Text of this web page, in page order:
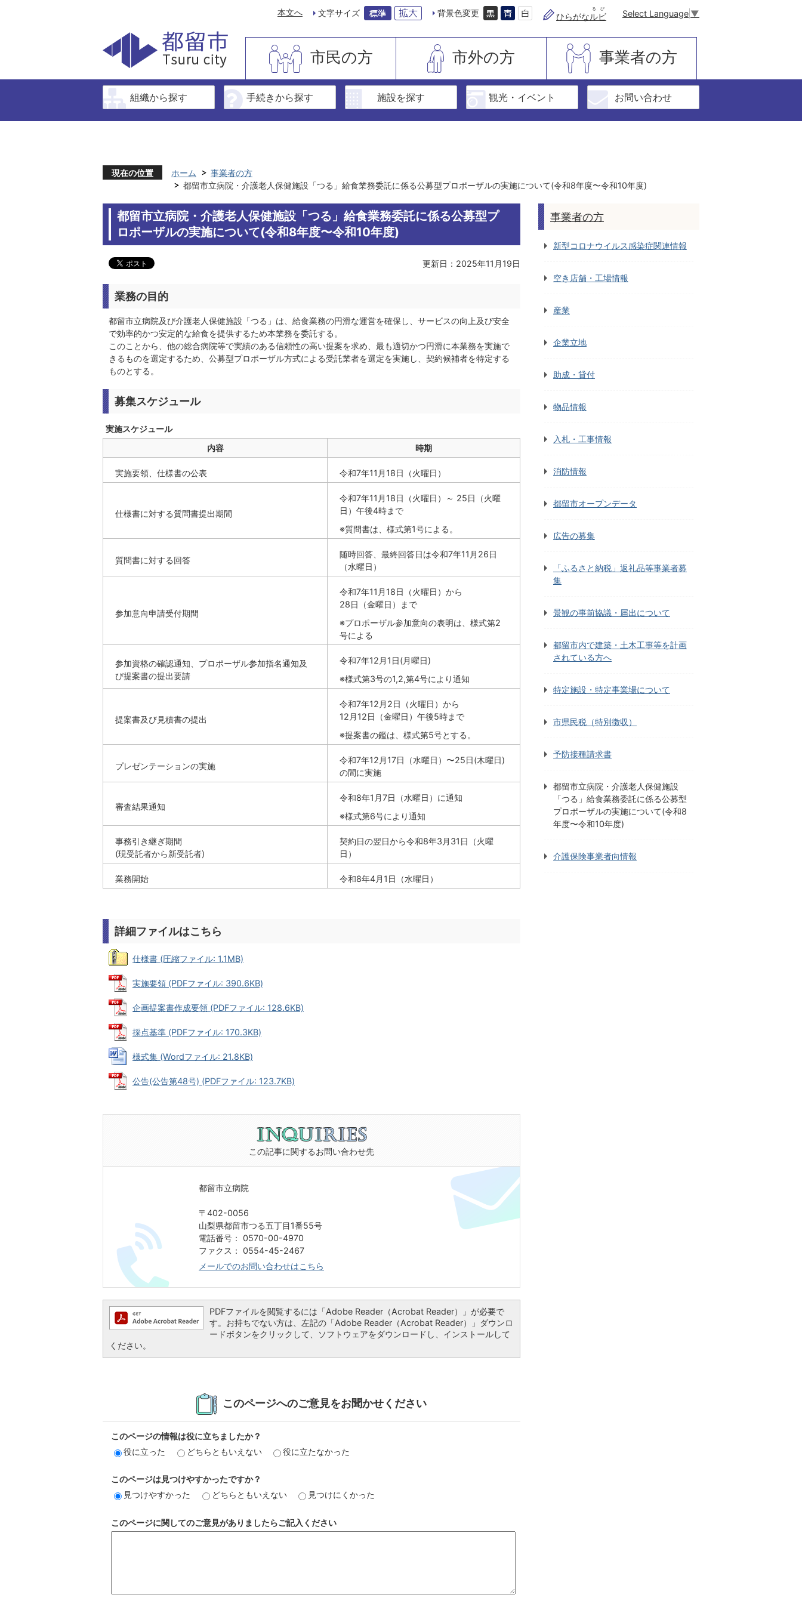
本文へ 文字サイズ 背景色変更 ひらがなルビ
るび Select Language ▼
市民の方 市外の方 事業者の方
組織から探す 手続きから探す 施設を探す 観光・イベント お問い合わせ
現在の位置 ホーム
事業者の方
都留市立病院・介護老人保健施設「つる」給食業務委託に係る公募型プロポーザルの実施について(令和8年度〜令和10年度)
都留市立病院・介護老人保健施設「つる」給食業務委託に係る公募型プ
ロポーザルの実施について(令和8年度〜令和10年度)
更新日：2025年11月19日
業務の目的
都留市立病院及び介護老人保健施設「つる」は、給食業務の円滑な運営を確保し、サービスの向上及び安全
で効率的かつ安定的な給食を提供するため本業務を委託する。
このことから、他の総合病院等で実績のある信頼性の高い提案を求め、最も適切かつ円滑に本業務を実施で
きるものを選定するため、公募型プロポーザル方式による受託業者を選定を実施し、契約候補者を特定する
ものとする。
募集スケジュール
実施スケジュール
内容
時期
実施要領、仕様書の公表 令和7年11月18日（火曜日）
仕様書に対する質問書提出期間
令和7年11月18日（火曜日）～ 25日（火曜
日）午後4時まで
※質問書は、様式第1号による。
質問書に対する回答
随時回答、最終回答日は令和7年11月26日
（水曜日）
参加意向申請受付期間
令和7年11月18日（火曜日）から
28日（金曜日）まで
※プロポーザル参加意向の表明は、様式第2
号による
参加資格の確認通知、プロポーザル参加指名通知及
び提案書の提出要請
令和7年12月1日(月曜日)
※様式第3号の1,2,第4号により通知
提案書及び見積書の提出
令和7年12月2日（火曜日）から
12月12日（金曜日）午後5時まで
※提案書の鑑は、様式第5号とする。
プレゼンテーションの実施
令和7年12月17日（水曜日）〜25日(木曜日)
の間に実施
審査結果通知
令和8年1月7日（水曜日）に通知
※様式第6号により通知
事務引き継ぎ期間
(現受託者から新受託者)
契約日の翌日から令和8年3月31日（火曜
日）
業務開始 令和8年4月1日（水曜日）
詳細ファイルはこちら
仕様書 (圧縮ファイル: 1.1MB)
実施要領 (PDFファイル: 390.6KB)
企画提案書作成要領 (PDFファイル: 128.6KB)
採点基準 (PDFファイル: 170.3KB)
様式集 (Wordファイル: 21.8KB)
公告(公告第48号) (PDFファイル: 123.7KB)
この記事に関するお問い合わせ先
都留市立病院
〒402-0056
山梨県都留市つる五丁目1番55号
電話番号： 0570-00-4970
ファクス： 0554-45-2467
メールでのお問い合わせはこちら
PDFファイルを閲覧するには「Adobe Reader（Acrobat Reader）」が必要で
す。お持ちでない方は、左記の「Adobe Reader（Acrobat Reader）」ダウンロ
ードボタンをクリックして、ソフトウェアをダウンロードし、インストールして
ください。
このページへのご意見をお聞かせください
このページの情報は役に立ちましたか？
役に立った
どちらともいえない 役に立たなかった
このページは見つけやすかったですか？
見つけやすかった
どちらともいえない 見つけにくかった
このページに関してのご意見がありましたらご記入ください
事業者の方
新型コロナウイルス感染症関連情報
空き店舗・工場情報
産業
企業立地
助成・貸付
物品情報
入札・工事情報
消防情報
都留市オープンデータ
広告の募集
「ふるさと納税」返礼品等事業者募
集
景観の事前協議・届出について
都留市内で建築・土木工事等を計画
されている方へ
特定施設・特定事業場について
市県民税（特別徴収）
予防接種請求書
都留市立病院・介護老人保健施設
「つる」給食業務委託に係る公募型
プロポーザルの実施について(令和8
年度〜令和10年度)
介護保険事業者向情報